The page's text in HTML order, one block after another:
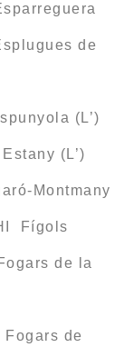
de
(L’)
(L’)
Montmany
Fígols
de la
de